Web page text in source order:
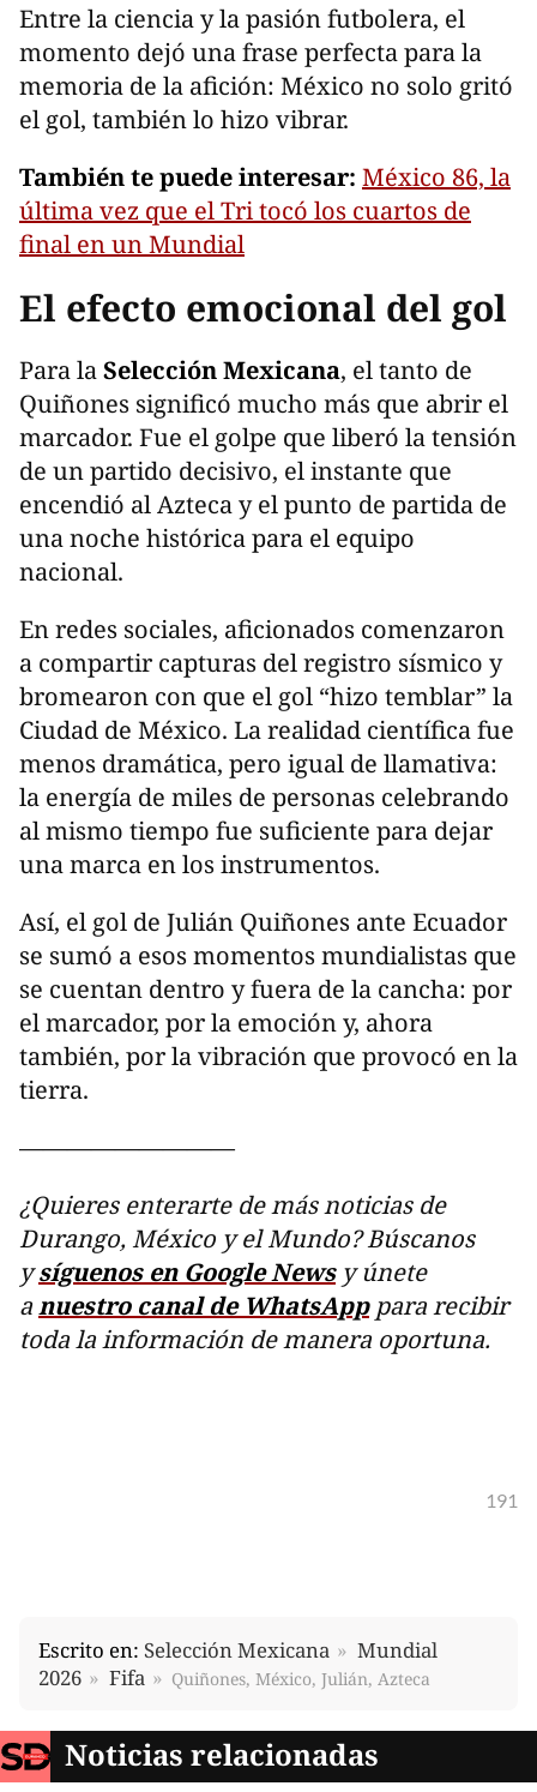
Entre la ciencia y la pasión futbolera, el
momento dejó una frase perfecta para la
memoria de la afición: México no solo gritó
el gol, también lo hizo vibrar.
También te puede interesar: México 86, la
última vez que el Tri tocó los cuartos de
final en un Mundial
El efecto emocional del gol
Para laSelección Mexicana, el tanto de
Quiñones significó mucho más que abrir el
marcador. Fue el golpe que liberó la tensión
de un partido decisivo, el instante que
encendió al Azteca y el punto de partida de
una noche histórica para el equipo
nacional.
En redes sociales, aficionados comenzaron
a compartir capturas del registro sísmico y
bromearon con que el gol “hizo temblar” la
Ciudad de México. La realidad científica fue
menos dramática, pero igual de llamativa:
la energía de miles de personas celebrando
al mismo tiempo fue suficiente para dejar
una marca en los instrumentos.
Así, el gol de Julián Quiñones ante Ecuador
se sumó a esos momentos mundialistas que
se cuentan dentro y fuera de la cancha: por
el marcador, por la emoción y, ahora
también, por la vibración que provocó en la
tierra.
—————————
¿Quieres enterarte de más noticias de
Durango, México y el Mundo? Búscanos
ysíguenos en Google Newsy únete
anuestro canal de WhatsApppara recibir
toda la información de manera oportuna.
191
Escrito en: Selección Mexicana
Mundial
2026
Fifa Quiñones, México, Julián, Azteca
Noticias relacionadas